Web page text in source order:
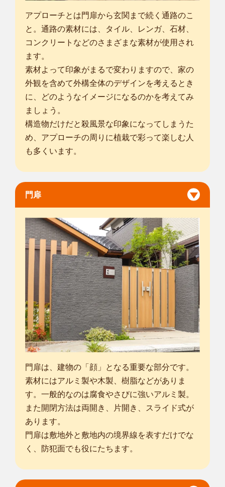
アプローチとは門扉から玄関まで続く通路のこ
と。通路の素材には、タイル、レンガ、石材、
コンクリートなどのさまざまな素材が使用され
ます。
素材よって印象がまるで変わりますので、家の
外観を含めて外構全体のデザインを考えるとき
に、どのようなイメージになるのかを考えてみ
ましょう。
構造物だけだと殺風景な印象になってしまうた
め、アプローチの周りに植栽で彩って楽しむ人
も多くいます。
門扉
門扉は、建物の「顔」となる重要な部分です。
素材にはアルミ製や木製、樹脂などがありま
す。一般的なのは腐食やさびに強いアルミ製。
また開閉方法は両開き、片開き、スライド式が
あります。
門扉は敷地外と敷地内の境界線を表すだけでな
く、防犯面でも役にたちます。